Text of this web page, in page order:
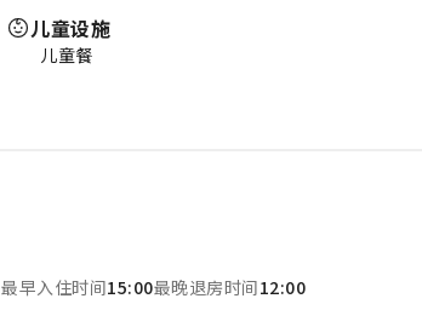
儿童设施
儿童餐
最早入住时间15:00最晚退房时间12:00